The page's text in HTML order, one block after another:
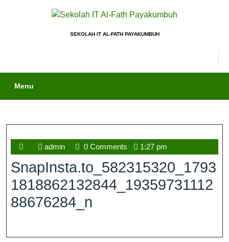
SEKOLAH IT AL-FATH PAYAKUMBUH
Menu
admin 0 Comments 1:27 pm
SnapInsta.to_582315320_1793
1818862132844_19359731112
88676284_n